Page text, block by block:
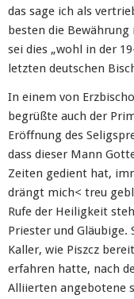
das sage ich als
besten die
sei dies „wohl in der
letzten deutschen
In einem von
begrüßte auch der
Eröffnung des
dass dieser Mann
Zeiten gedient hat,
drängt mich< treu
Rufe der Heiligkeit
Priester und Gläubige.
Kaller, wie Piszcz
erfahren hatte, nach
Alliierten angebotene